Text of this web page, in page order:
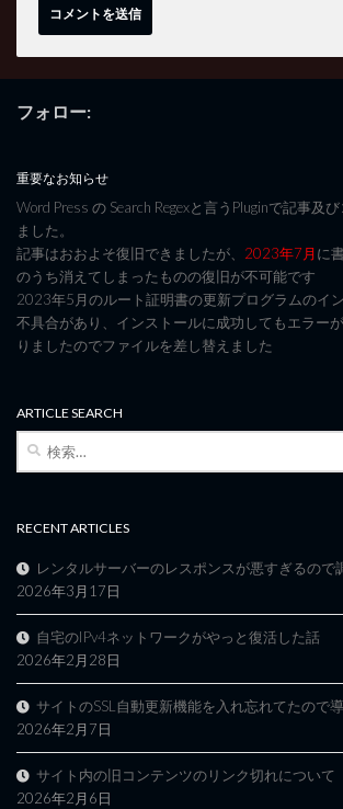
フォロー:
重要なお知らせ
Word Press の Search Regexと言うPluginで記事及
ました。
記事はおおよそ復旧できましたが、 2023年7月に
のうち消えてしまったものの復旧が不可能です
2023年5月のルート証明書の更新プログラムのイ
不具合があり、インストールに成功してもエラー
りましたのでファイルを差し替えました
ARTICLE SEARCH
検
RECENT ARTICLES
レンタルサーバーのレスポンスが悪すぎるので
2026年3月17日
自宅のIPv4ネットワークがやっと復活した話
2026年2月28日
サイトのSSL自動更新機能を入れ忘れてたので
2026年2月7日
サイト内の旧コンテンツのリンク切れについて
2026年2月6日